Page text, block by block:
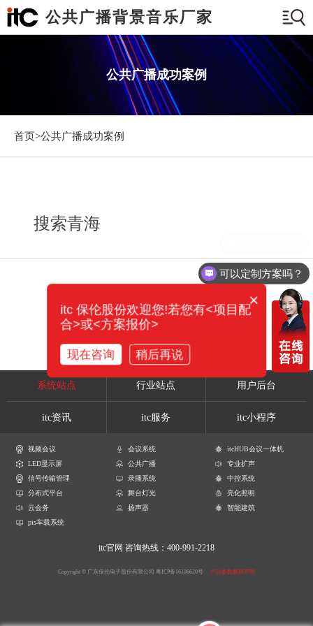
公共广播背景音乐厂家
公共广播成功案例
首页>公共广播成功案例
搜索青海
系统站点 行业站点 用户后台
itc资讯 itc服务 itc小程序
视频会议 会议系统
itcHUB会议一体机
LED显示屏
公共广播
专业扩声
信号传输管理
录播系统
中控系统
分布式平台
舞台灯光
亮化照明
云会务
扬声器
智能建筑
pis车载系统
itc官网 咨询热线：400-991-2218
Copyright © 广东保伦电子股份有限公司 粤ICP备16106620号 产品参数解释声明
可以定制方案吗？
×
itc 保伦股份欢迎您!若您有<项目配
合>或<方案报价>
现在咨询 稍后再说